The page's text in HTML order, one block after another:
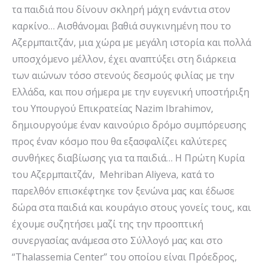
τα παιδιά που δίνουν σκληρή μάχη ενάντια στον
καρκίνο… Αισθάνομαι βαθιά συγκινημένη που το
Αζερμπαιτζάν, μια χώρα με μεγάλη ιστορία και πολλά
υποσχόμενο μέλλον, έχει αναπτύξει στη διάρκεια
των αιώνων τόσο στενούς δεσμούς φιλίας με την
Ελλάδα, και που σήμερα με την ευγενική υποστήριξη
του Υπουργού Επικρατείας Nazim Ibrahimov,
δημιουργούμε έναν καινούριο δρόμο συμπόρευσης
προς έναν κόσμο που θα εξασφαλίζει καλύτερες
συνθήκες διαβίωσης για τα παιδιά… Η Πρώτη Κυρία
του Αζερμπαιτζάν, Mehriban Aliyeva, κατά το
παρελθόν επισκέφτηκε τον ξενώνα μας και έδωσε
δώρα στα παιδιά και κουράγιο στους γονείς τους, και
έχουμε συζητήσει μαζί της την προοπτική
συνεργασίας ανάμεσα στο Σύλλογό μας και στο
“Thalassemia Center” του οποίου είναι Πρόεδρος,